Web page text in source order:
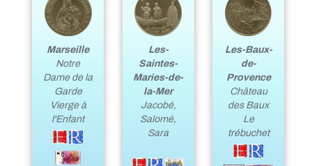
Marseille
Notre
Dame de la
Garde
Vierge à
l'Enfant
Les-
Saintes-
Maries-de-
la-Mer
Jacobé,
Salomé,
Sara
Les-Baux-
de-
Provence
Château
des Baux
Le
trébuchet